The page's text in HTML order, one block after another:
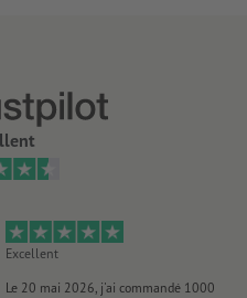
Excellent
Le 20 mai 2026, j'ai commandé 1000